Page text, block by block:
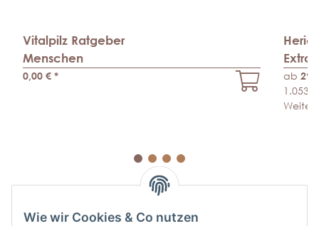
Vitalpilz Ratgeber
Menschen
0,00 € * ab
Wie wir Cookies & Co nutzen